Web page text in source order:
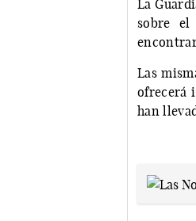
La
sobre el
Las
ofrecerá
han